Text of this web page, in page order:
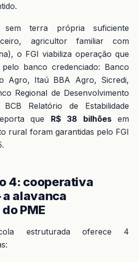
terra própria suficiente
agricultor familiar com
o FGI viabiliza operação que
banco credenciado: Banco
Agro, Itaú BBA Agro, Sicredi,
Regional de Desenvolvimento
Relatório de Estabilidade
que R$ 38 bilhõesem
rural foram garantidas pelo FGI
4: cooperativa
alavanca
PME
estruturada oferece 4